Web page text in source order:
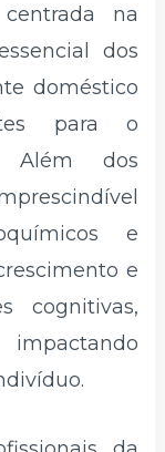
na
dos
doméstico
para o
Além dos
e
e
cognitivas,